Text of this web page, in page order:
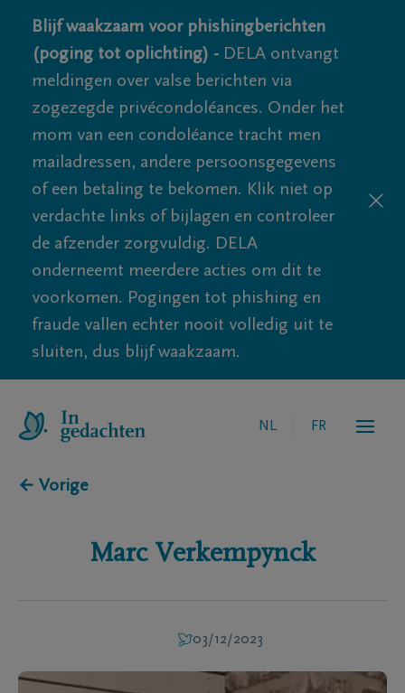
Blijf waakzaam voor phishingberichten
(poging tot oplichting) - DELA ontvangt
meldingen over valse berichten via
zogezegde privécondoléances. Onder het
mom van een condoléance tracht men
mailadressen, andere persoonsgegevens
of een betaling te bekomen. Klik niet op
verdachte links of bijlagen en controleer
de afzender zorgvuldig. DELA
onderneemt meerdere acties om dit te
voorkomen. Pogingen tot phishing en
fraude vallen echter nooit volledig uit te
sluiten, dus blijf waakzaam.
NL FR
← Vorige
Marc Verkempynck
03/12/2023